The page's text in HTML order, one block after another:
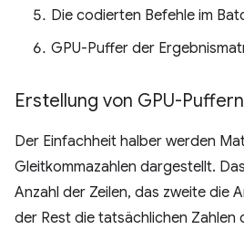
Die codierten Befehle im
GPU-Puffer der
Erstellung von GPU-Puffern
Der Einfachheit halber werden
Gleitkommazahlen dargestellt.
Anzahl der Zeilen, das zweite die
der Rest die tatsächlichen Zahlen